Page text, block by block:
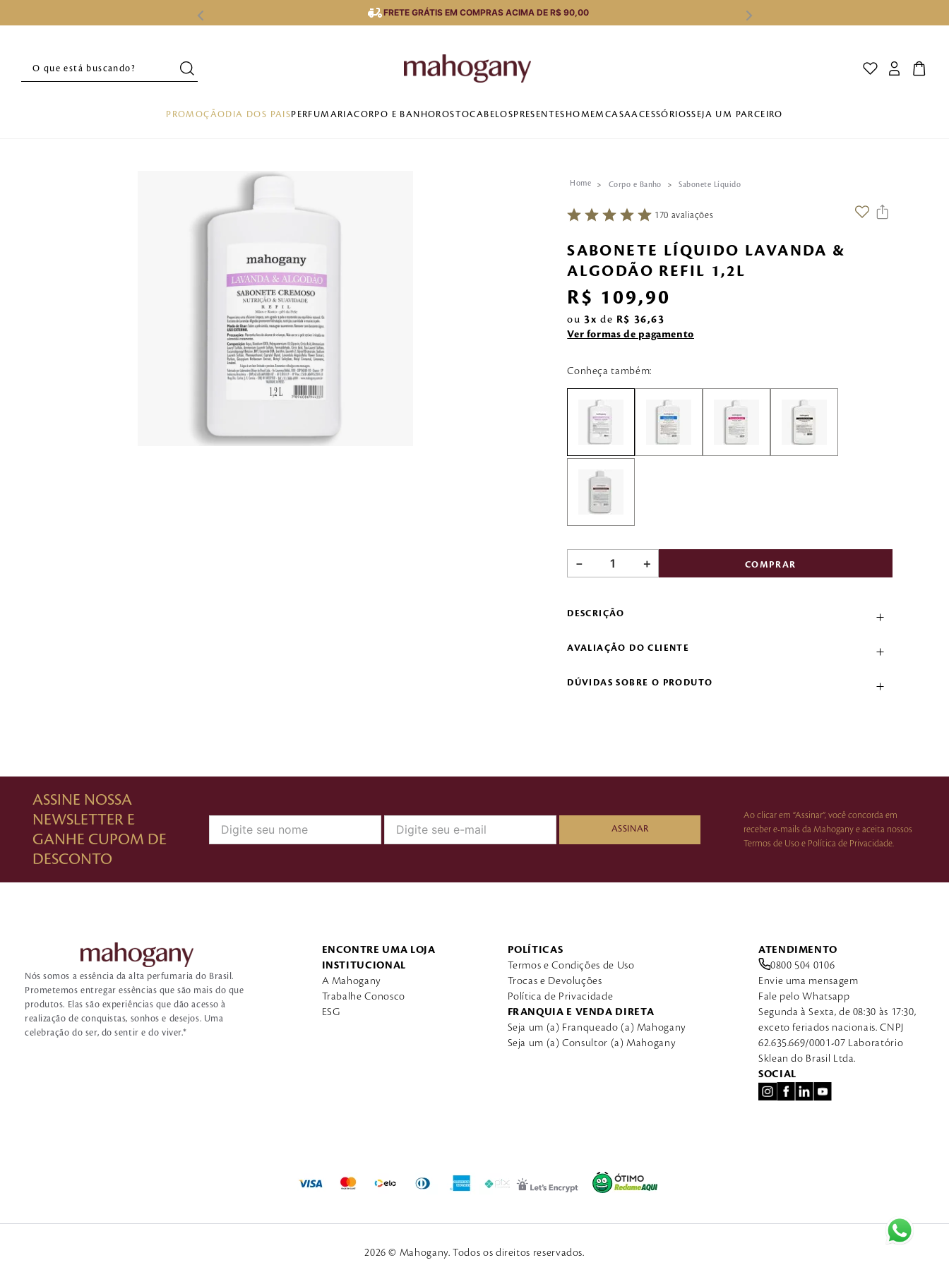
FRETE GRÁTIS EM COMPRAS ACIMA DE R$ 90,00
O que está buscando?
PROMOÇÃODIA DOS PAIS PERFUMARIACORPO E BANHOROSTOCABELOS PRESENTES HOMEM CASAACESSÓRIOSSEJA UM PARCEIRO
Corpo e Banho Sabonete Líquido
170 avaliações
SABONETE LÍQUIDO LAVANDA &
ALGODÃO REFIL 1,2L
R$ 109,90
ou3 de R$ 36,63
Ver formas de pagamento
Conheça também:
＋
－ COMPRAR
DESCRIÇÃO
AVALIAÇÃO DO CLIENTE
DÚVIDAS SOBRE O PRODUTO
ASSINE NOSSA
NEWSLETTER E
GANHE CUPOM DE
DESCONTO
ASSINAR
Ao clicar em “Assinar”, você concorda em
receber e-mails da Mahogany e aceita nossos
Termos de Uso e Política de Privacidade.
Nós somos a essência da alta perfumaria do Brasil.
Prometemos entregar essências que são mais do que
produtos. Elas são experiências que dão acesso à
realização de conquistas, sonhos e desejos. Uma
celebração do ser, do sentir e do viver.*
ENCONTRE UMA LOJA
INSTITUCIONAL
A Mahogany
Trabalhe Conosco
ESG
POLÍTICAS
Termos e Condições de Uso
Trocas e Devoluções
Política de Privacidade
FRANQUIA E VENDA DIRETA
Seja um (a) Franqueado (a) Mahogany
Seja um (a) Consultor (a) Mahogany
ATENDIMENTO
0800 504 0106
Envie uma mensagem
Fale pelo Whatsapp
Segunda à Sexta, de 08:30 às 17:30,
exceto feriados nacionais. CNPJ
62.635.669/0001-07 Laboratório
Sklean do Brasil Ltda.
SOCIAL
2026 © Mahogany. Todos os direitos reservados.